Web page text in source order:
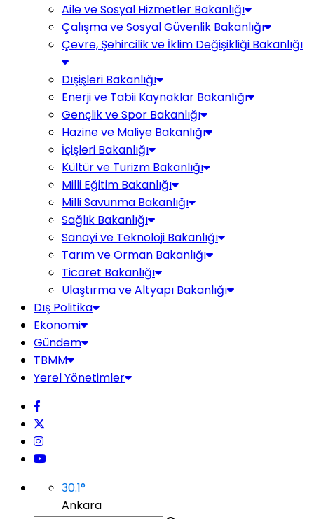
Aile ve Sosyal Hizmetler Bakanlığı
Çalışma ve Sosyal Güvenlik Bakanlığı
Çevre, Şehircilik ve İklim Değişikliği Bakanlığı
Dışişleri Bakanlığı
Enerji ve Tabii Kaynaklar Bakanlığı
Gençlik ve Spor Bakanlığı
Hazine ve Maliye Bakanlığı
İçişleri Bakanlığı
Kültür ve Turizm Bakanlığı
Milli Eğitim Bakanlığı
Milli Savunma Bakanlığı
Sağlık Bakanlığı
Sanayi ve Teknoloji Bakanlığı
Tarım ve Orman Bakanlığı
Ticaret Bakanlığı
Ulaştırma ve Altyapı Bakanlığı
Dış Politika
Ekonomi
Gündem
TBMM
Yerel Yönetimler
30.1°
Ankara